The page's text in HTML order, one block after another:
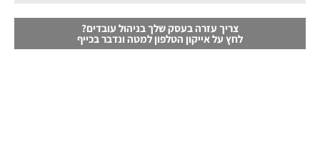
צריך עזרה בעסק שלך בניהול עובדים?
לחץ על אייקון הטלפון למטה ונדבר בכייף